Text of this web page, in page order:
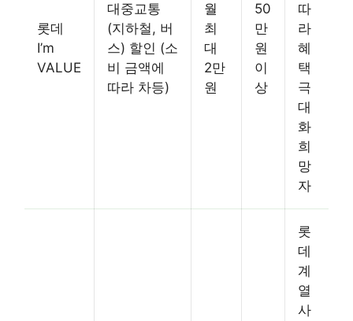
롯데
I’m
VALUE
대중교통
(지하철, 버
스) 할인 (소
비 금액에
따라 차등)
월
최
대
2만
원
50
만
원
이
상
따
라
혜
택
극
대
화
희
망
자
롯
데
계
열
사